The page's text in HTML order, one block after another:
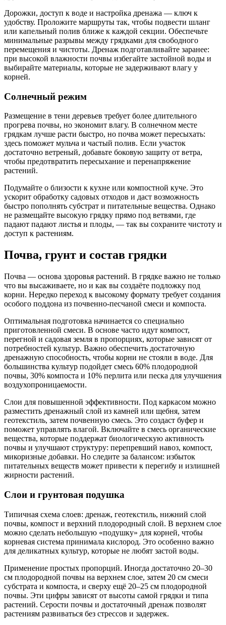
Дорожки, доступ к воде и настройка дренажа — ключ к
удобству. Проложите маршруты так, чтобы подвести шланг
или капельный полив ближе к каждой секции. Обеспечьте
минимальные разрывы между грядками для свободного
перемещения и чистоты. Дренаж подготавливайте заранее:
при высокой влажности почвы избегайте застойной воды и
выбирайте материалы, которые не задерживают влагу у
корней.
Солнечный режим
Размещение в тени деревьев требует более длительного
прогрева почвы, но экономит влагу. В солнечном месте
грядкам лучше расти быстро, но почва может пересыхать:
здесь поможет мульча и частый полив. Если участок
достаточно ветреный, добавьте боковую защиту от ветра,
чтобы предотвратить пересыхание и перенапряжение
растений.
Подумайте о близости к кухне или компостной куче. Это
ускорит обработку садовых отходов и даст возможность
быстро пополнять субстрат и питательные вещества. Однако
не размещайте высокую грядку прямо под ветвями, где
падают падают листья и плоды, — так вы сохраните чистоту и
доступ к растениям.
Почва, грунт и состав грядки
Почва — основа здоровья растений. В грядке важно не только
что вы высаживаете, но и как вы создаёте подложку под
корни. Нередко переход к высокому формату требует создания
особого поддона из почвенно-песчаной смеси и компоста.
Оптимальная подготовка начинается со специально
приготовленной смеси. В основе часто идут компост,
перегной и садовая земля в пропорциях, которые зависят от
потребностей культур. Важно обеспечить достаточную
дренажную способность, чтобы корни не стояли в воде. Для
большинства культур подойдет смесь 60% плодородной
почвы, 30% компоста и 10% перлита или песка для улучшения
воздухопроницаемости.
Слои для повышенной эффективности. Под каркасом можно
разместить дренажный слой из камней или щебня, затем
геотекстиль, затем почвенную смесь. Это создаст буфер и
поможет управлять влагой. Включайте в смесь органические
вещества, которые поддержат биологическую активность
почвы и улучшают структуру: перепревший навоз, компост,
микоризные добавки. Но следите за балансом: избыток
питательных веществ может привести к перегибу и излишней
жирности растений.
Слои и грунтовая подушка
Типичная схема слоев: дренаж, геотекстиль, нижний слой
почвы, компост и верхний плодородный слой. В верхнем слое
можно сделать небольшую «подушку» для корней, чтобы
корневая система принимала кислород. Это особенно важно
для деликатных культур, которые не любят застой воды.
Применение простых пропорций. Иногда достаточно 20–30
см плодородной почвы на верхнем слое, затем 20 см смеси
субстрата и компоста, и сверху ещё 20–25 см плодородной
почвы. Эти цифры зависят от высоты самой грядки и типа
растений. Серости почвы и достаточный дренаж позволят
растениям развиваться без стрессов и задержек.